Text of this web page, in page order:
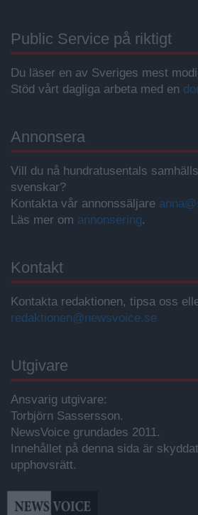
Public Service på riktigt
Du läser en av Sveriges mest
Stöd vårt dagliga arbeta med en
Annonsera
Vill du nå hundratusentals
svenskar?
Kontakta vår annonssäljare
Läs mer om annonsering.
Kontakt
Kontakta redaktionen, tipsa oss
redaktionen@newsvoice.se
Utgivare
Ansvarig utgivare:
Torbjörn Sassersson.
NewsVoice grundades 2011.
Innehållet på denna sida är
upphovsrätt.